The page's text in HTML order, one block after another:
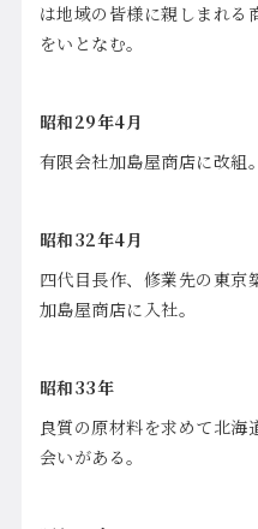
は地域の皆様に親しまれる
をいとなむ。
昭和29年4月
有限会社加島屋商店に改組。
昭和32年4月
四代目長作、修業先の東京
加島屋商店に入社。
昭和33年
良質の原材料を求めて北海
会いがある。